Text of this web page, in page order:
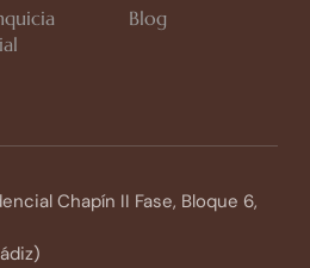
Blog
Chapín II Fase, Bloque 6,